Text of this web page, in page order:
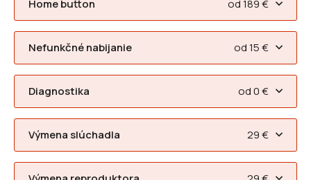
Home button od 189 €
Nefunkčné nabijanie od 15 €
Diagnostika od 0 €
Výmena slúchadla 29 €